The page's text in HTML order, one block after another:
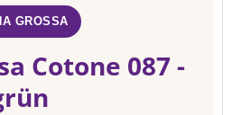
GROSSA
Cotone 087 -